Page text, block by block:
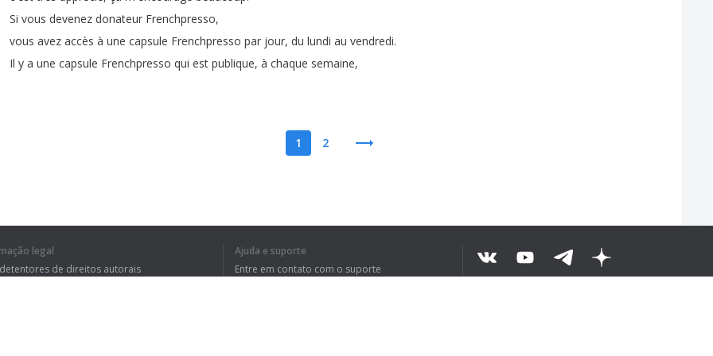
Si vous devenez donateur Frenchpresso,
vous avez accès à une capsule Frenchpresso par jour, du lundi au vendredi.
Il y a une capsule Frenchpresso qui est publique, à chaque semaine,
1 2
legal
detentores de direitos autorais
Ajuda e suporte
Entre em contato com o suporte